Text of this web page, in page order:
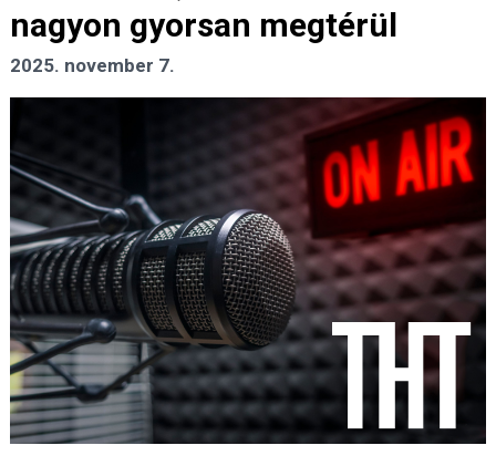
nagyon gyorsan megtérül
2025. november 7.